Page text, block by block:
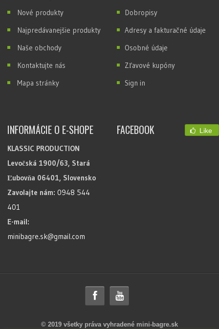
Nové produkty
Najpredávanejšie produkty
Naše obchody
Kontaktujte nás
Mapa stránky
Dobropisy
Adresy a fakturačné údaje
Osobné údaje
Zľavové kupóny
Sign in
INFORMÁCIE O E-SHOPE
KLASSIC PRODUCTION
Levočská 1900/63, Stará
Ľubovňa 06401, Slovensko
Zavolajte nám: 0948 544
401
E-mail:
minibagre.sk@gmail.com
FACEBOOK Like
© 2019 všetky práva vyhradené mini-bagre.sk